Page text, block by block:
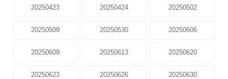
20250423 20250424 20250502
20250509 20250530 20250606
20250609 20250613 20250620
20250623 20250626 20250630